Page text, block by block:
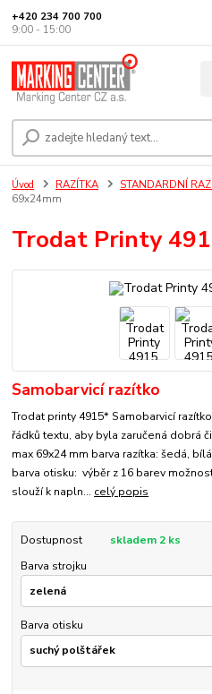
+420 234 700 700
9:00 - 15:00
Úvod RAZÍTKA STANDARDNÍ
69x24mm
Trodat Printy
Samobarvicí razítko
Trodat printy 4915* Samobarvicí
řádků textu, aby byla zaručená dobrá
max 69x24 mm barva razítka: šedá,
barva otisku: výběr z 16 barev
slouží k napln... celý popis
Dostupnost
skladem 2 ks
Barva strojku
Barva otisku